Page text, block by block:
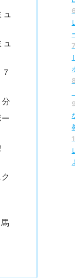
ュ
6
7
8
9